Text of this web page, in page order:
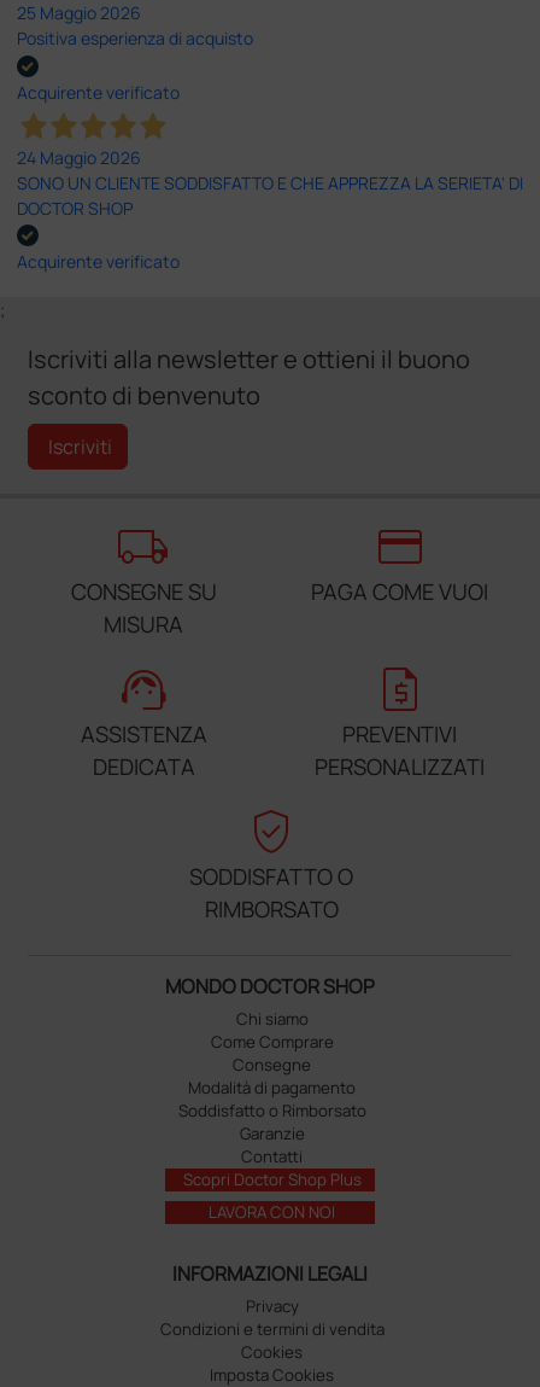
25 Maggio 2026
Positiva esperienza di acquisto
Acquirente verificato
24 Maggio 2026
SONO UN CLIENTE SODDISFATTO E CHE APPREZZA LA SERIETA' DI
DOCTOR SHOP
Acquirente verificato
;
Iscriviti alla newsletter e ottieni il buono
sconto di benvenuto
Iscriviti
local_shipping
CONSEGNE SU
MISURA
credit_card
PAGA COME VUOI
support_agent
ASSISTENZA
DEDICATA
request_quote
PREVENTIVI
PERSONALIZZATI
verified_user
SODDISFATTO O
RIMBORSATO
MONDO DOCTOR SHOP
Chi siamo
Come Comprare
Consegne
Modalità di pagamento
Soddisfatto o Rimborsato
Garanzie
Contatti
Scopri Doctor Shop Plus
LAVORA CON NOI
INFORMAZIONI LEGALI
Privacy
Condizioni e termini di vendita
Cookies
Imposta Cookies